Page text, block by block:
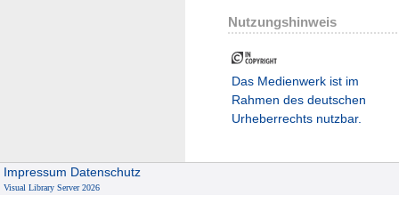
Nutzungshinweis
Das Medienwerk ist im
Rahmen des deutschen
Urheberrechts nutzbar.
Impressum Datenschutz
Visual Library Server 2026